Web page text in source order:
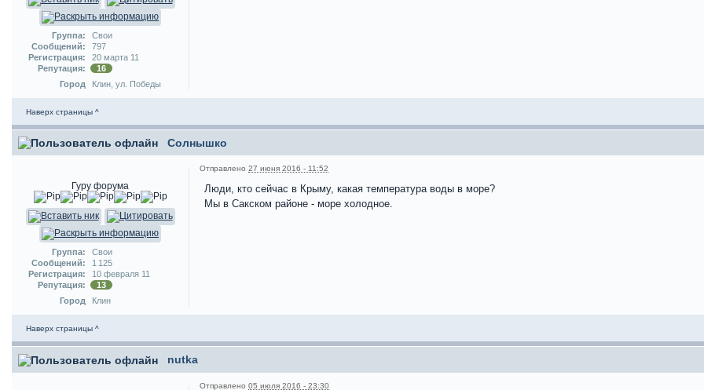
Группа:
Свои
Сообщений:
797
Регистрация:
20 марта 11
Репутация:
16
Город
Клин, ул. Победы
Наверх страницы ^
Солнышко
Гуру форума
Группа:
Свои
Сообщений:
1 125
Регистрация:
10 февраля 11
Репутация:
13
Город
Клин
Отправлено 27 июня 2016 - 11:52
Люди, кто сейчас в Крыму, какая температура воды в море?
Мы в Сакском районе - море холодное.
Наверх страницы ^
nutka
Отправлено 05 июля 2016 - 23:30